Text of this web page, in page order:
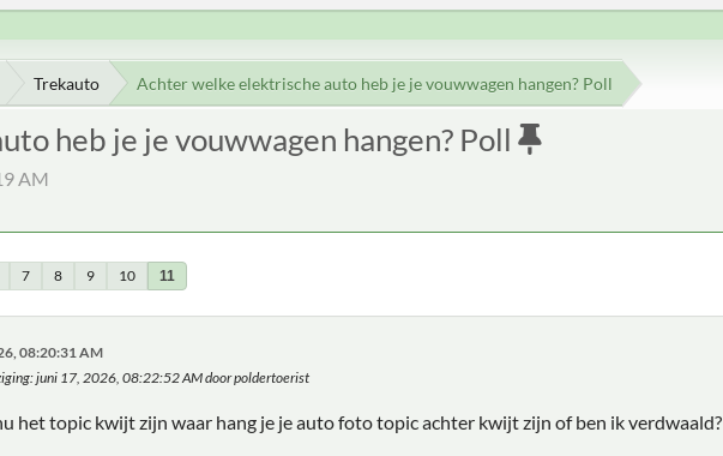
Trekauto Achter welke elektrische auto heb je je vouwwagen hangen? Poll
heb je je vouwwagen hangen? Poll
AM
7 8 9 10 11
08:20:31 AM
: juni 17, 2026, 08:22:52 AM door poldertoerist
het topic kwijt zijn waar hang je je auto foto topic achter kwijt zijn of ben ik verdwaald?